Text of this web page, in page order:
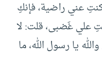
عني راضية، فإنكِ
علي غَضبى، قلت: لا
يا رسول الله، ما